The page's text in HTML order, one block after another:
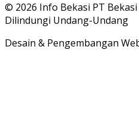
© 2026 Info Bekasi PT
Dilindungi Undang-Undang
Desain & Pengembangan